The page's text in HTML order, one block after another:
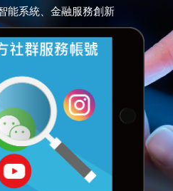
能系統、金融服務創新